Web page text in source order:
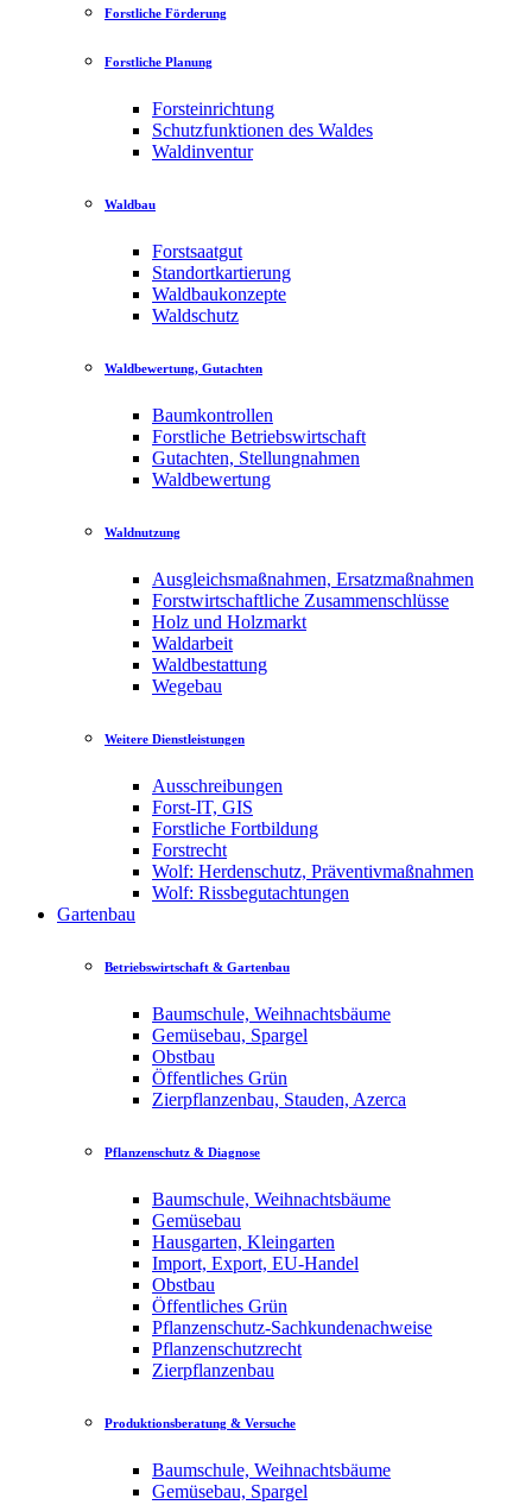
Forstliche Förderung
Forstliche Planung
Forsteinrichtung
Schutzfunktionen des Waldes
Waldinventur
Waldbau
Forstsaatgut
Standortkartierung
Waldbaukonzepte
Waldschutz
Waldbewertung, Gutachten
Baumkontrollen
Forstliche Betriebswirtschaft
Gutachten, Stellungnahmen
Waldbewertung
Waldnutzung
Ausgleichsmaßnahmen, Ersatzmaßnahmen
Forstwirtschaftliche Zusammenschlüsse
Holz und Holzmarkt
Waldarbeit
Waldbestattung
Wegebau
Weitere Dienstleistungen
Ausschreibungen
Forst-IT, GIS
Forstliche Fortbildung
Forstrecht
Wolf: Herdenschutz, Präventivmaßnahmen
Wolf: Rissbegutachtungen
Gartenbau
Betriebswirtschaft & Gartenbau
Baumschule, Weihnachtsbäume
Gemüsebau, Spargel
Obstbau
Öffentliches Grün
Zierpflanzenbau, Stauden, Azerca
Pflanzenschutz & Diagnose
Baumschule, Weihnachtsbäume
Gemüsebau
Hausgarten, Kleingarten
Import, Export, EU-Handel
Obstbau
Öffentliches Grün
Pflanzenschutz-Sachkundenachweise
Pflanzenschutzrecht
Zierpflanzenbau
Produktionsberatung & Versuche
Baumschule, Weihnachtsbäume
Gemüsebau, Spargel